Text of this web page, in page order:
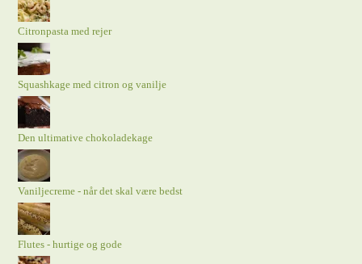
Citronpasta med rejer
Squashkage med citron og vanilje
Den ultimative chokoladekage
Vaniljecreme - når det skal være bedst
Flutes - hurtige og gode